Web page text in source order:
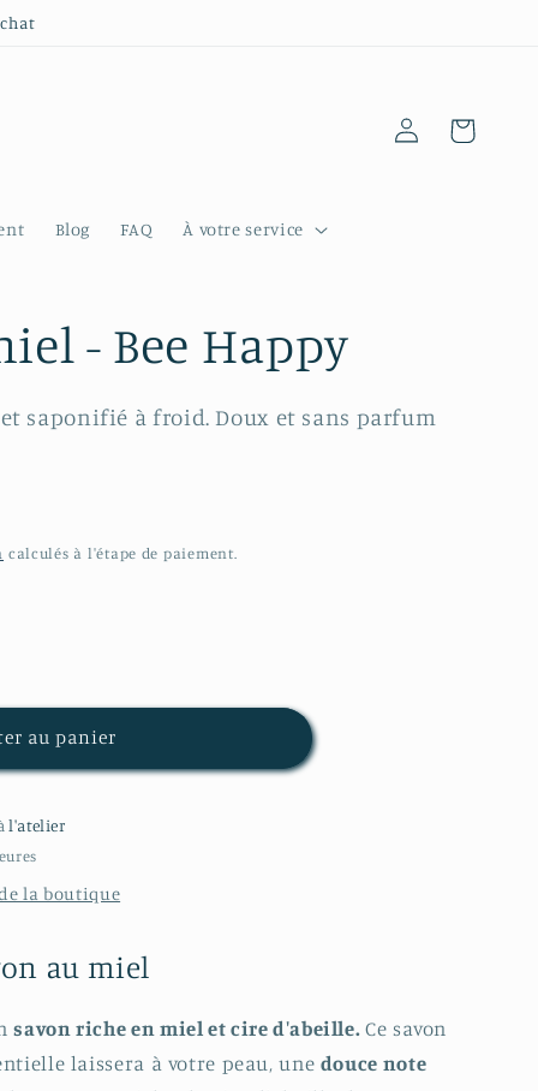
Blog FAQ À votre service
ConnexionPanier
- Bee Happy
saponifié à froid. Doux et sans parfum
calculés à l'étape de paiement.
au panier
l'atelier
la boutique
au miel
savon riche en miel et cire d'abeille.Ce savon
laissera à votre peau, une douce note